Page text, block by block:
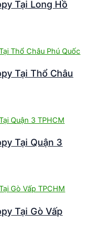
Tại Long Hồ
Tại Thổ Châu
Tại Quận 3
Tại Gò Vấp